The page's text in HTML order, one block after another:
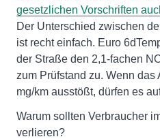
gesetzlichen Vorschriften
Der Unterschied zwischen
ist recht einfach. Euro
der Straße den 2,1-fachen
zum Prüfstand zu. Wenn das
mg/km ausstößt, dürfen es
Warum sollten Verbraucher
verlieren?